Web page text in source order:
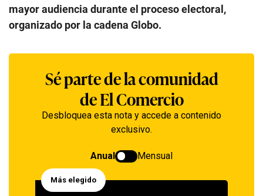
mayor audiencia durante el proceso electoral,
organizado por la cadena Globo.